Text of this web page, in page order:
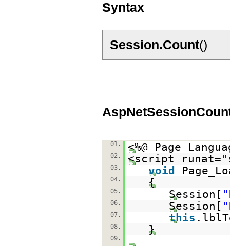
Syntax
Session.Count()
01. <%@ Page
02. <script runat=
03. void
04. {
05. Session[
06. Session[
07. this
08. }
09.